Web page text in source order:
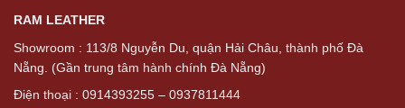
RAM LEATHER
Showroom : 113/8 Nguyễn Du, quận Hải Châu, thành phố Đà
Nẵng. (Gần trung tâm hành chính Đà Nẵng)
Điện thoại : 0914393255 – 0937811444